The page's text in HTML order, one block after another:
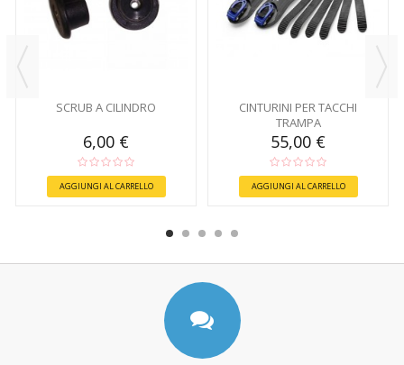
SCRUB A CILINDRO
6,00 €
AGGIUNGI AL CARRELLO
CINTURINI PER TACCHI
TRAMPA
55,00 €
AGGIUNGI AL CARRELLO